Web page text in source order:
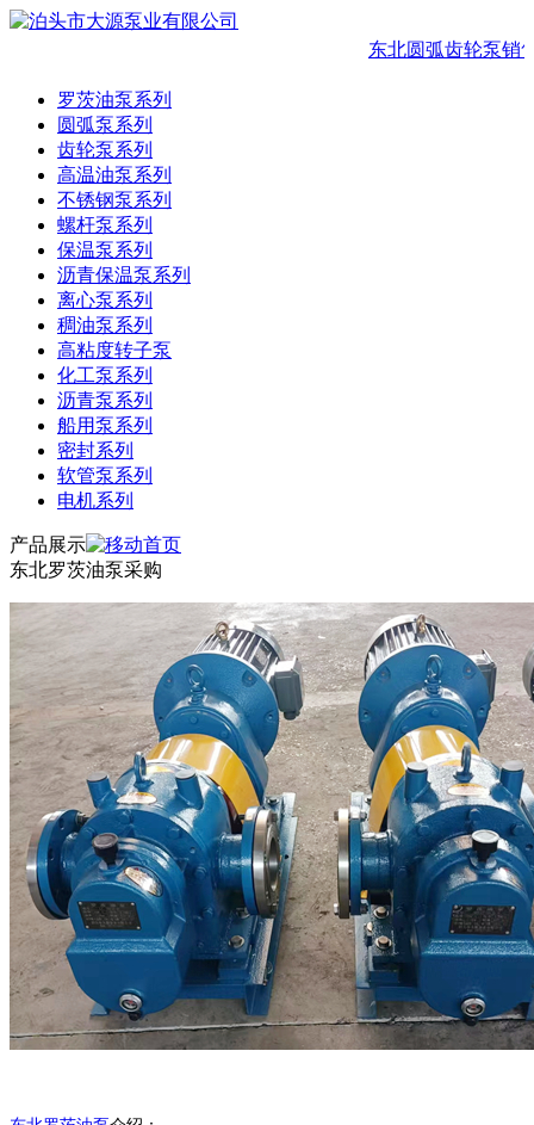
东北圆弧齿轮泵销售
罗茨油泵系列
圆弧泵系列
齿轮泵系列
高温油泵系列
不锈钢泵系列
螺杆泵系列
保温泵系列
沥青保温泵系列
离心泵系列
稠油泵系列
高粘度转子泵
化工泵系列
沥青泵系列
船用泵系列
密封系列
软管泵系列
电机系列
产品展示
东北罗茨油泵采购